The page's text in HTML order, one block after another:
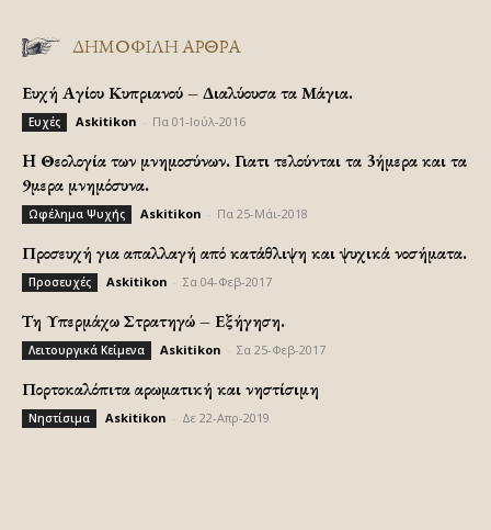
ΔΗΜΟΦΙΛΗ ΑΡΘΡΑ
Ευχή Αγίου Κυπριανού – Διαλύουσα τα Μάγια.
Ευχές Askitikon Πα 01-Ιούλ-2016
H Θεολογία των μνημοσύνων. Γιατι τελούνται τα 3ήμερα και τα
9μερα μνημόσυνα.
Ωφέλημα Ψυχής Askitikon Πα 25-Μάι-2018
Προσευχή για απαλλαγή από κατάθλιψη και ψυχικά νοσήματα.
Προσευχές Askitikon Σα 04-Φεβ-2017
Τη Υπερμάχω Στρατηγώ – Εξήγηση.
Λειτουργικά Κείμενα Askitikon Σα 25-Φεβ-2017
Πορτοκαλόπιτα αρωματική και νηστίσιμη
Νηστίσιμα Askitikon Δε 22-Απρ-2019